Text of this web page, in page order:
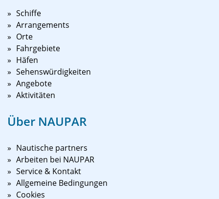
Schiffe
Arrangements
Orte
Fahrgebiete
Häfen
Sehenswürdigkeiten
Angebote
Aktivitäten
Über NAUPAR
Nautische partners
Arbeiten bei NAUPAR
Service & Kontakt
Allgemeine Bedingungen
Cookies